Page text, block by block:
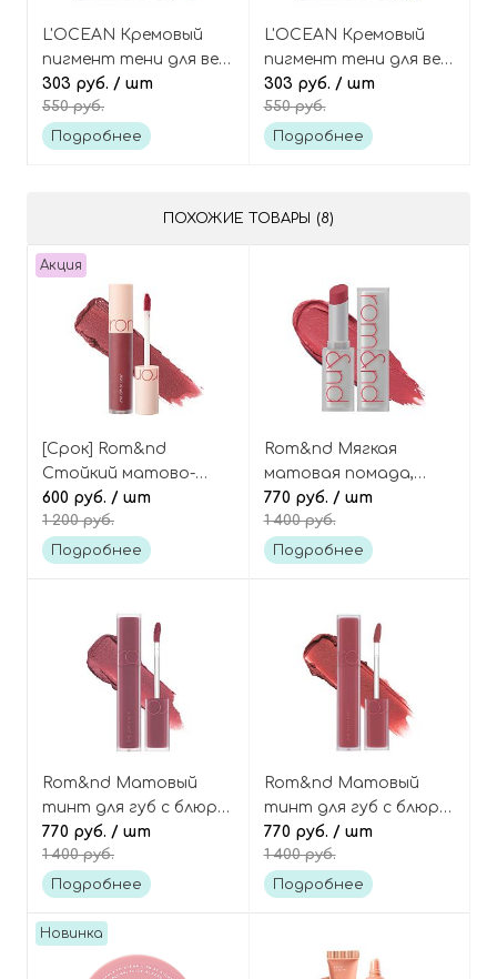
L'OCEAN Кремовый
пигмент тени для век,
оттенок 18 Crystal
White, Creamy Pigment
Eye Shadow
303 руб. / шт
550 руб.
Подробнее
L'OCEAN Кремовый
пигмент тени для век,
оттенок 23 Chloe
Grey, Creamy Pigment
Eye Shadow
303 руб. / шт
550 руб.
Подробнее
ПОХОЖИЕ ТОВАРЫ (8)
Акция
[Срок] Rom&nd
Стойкий матово-
вельветовый тинт
для губ, оттенок 16
Burny Nude, Zero Velvet
600 руб. / шт
1 200 руб.
Подробнее
Rom&nd Мягкая
матовая помада,
оттенок 01 Dusty Pink
Zero Matte Lipstick
770 руб. / шт
1 400 руб.
Подробнее
Rom&nd Матовый
тинт для губ с блюр-
эффектом, оттенок
06 Mauvish, Blur Fudge
Tint
770 руб. / шт
1 400 руб.
Подробнее
Rom&nd Матовый
тинт для губ с блюр-
эффектом, оттенок
02 Rosiental, Blur
Fudge Tint
770 руб. / шт
1 400 руб.
Подробнее
Новинка